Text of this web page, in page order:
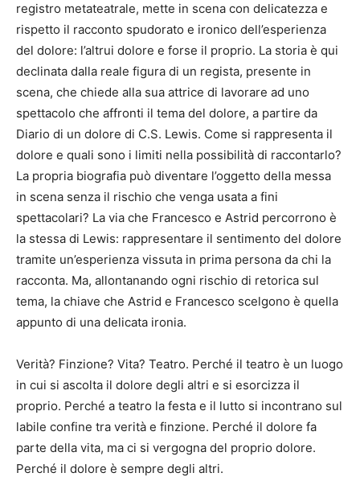
registro metateatrale, mette in scena con delicatezza e
rispetto il racconto spudorato e ironico dell’esperienza
del dolore: l’altrui dolore e forse il proprio. La storia è qui
declinata dalla reale figura di un regista, presente in
scena, che chiede alla sua attrice di lavorare ad uno
spettacolo che affronti il tema del dolore, a partire da
Diario di un dolore di C.S. Lewis. Come si rappresenta il
dolore e quali sono i limiti nella possibilità di raccontarlo?
La propria biografia può diventare l’oggetto della messa
in scena senza il rischio che venga usata a fini
spettacolari? La via che Francesco e Astrid percorrono è
la stessa di Lewis: rappresentare il sentimento del dolore
tramite un’esperienza vissuta in prima persona da chi la
racconta. Ma, allontanando ogni rischio di retorica sul
tema, la chiave che Astrid e Francesco scelgono è quella
appunto di una delicata ironia.
Verità? Finzione? Vita? Teatro. Perché il teatro è un luogo
in cui si ascolta il dolore degli altri e si esorcizza il
proprio. Perché a teatro la festa e il lutto si incontrano sul
labile confine tra verità e finzione. Perché il dolore fa
parte della vita, ma ci si vergogna del proprio dolore.
Perché il dolore è sempre degli altri.